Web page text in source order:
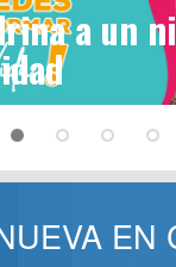
a un
EN